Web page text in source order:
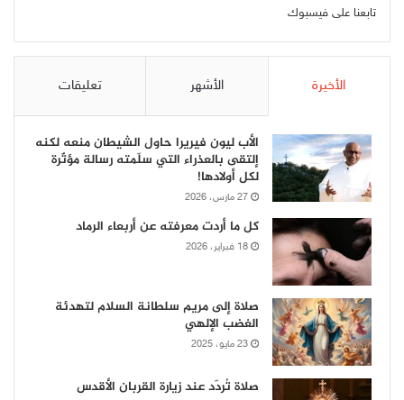
تابعنا على فيسبوك
الأخيرة الأشهر تعليقات
الأب ليون فيريرا حاول الشيطان منعه لكنه
إلتقى بالعذراء التي سلّمته رسالة مؤثّرة
لكل أولادها!
27 مارس، 2026
كل ما أردت معرفته عن أربعاء الرماد
18 فبراير، 2026
صلاة إلى مريم سلطانة السلام لتهدئة
الغضب الإلهي
23 مايو، 2025
صلاة تُردّد عند زيارة القربان الأقدس